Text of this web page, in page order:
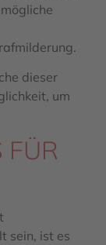
dieser
um
FÜR
sein, ist es